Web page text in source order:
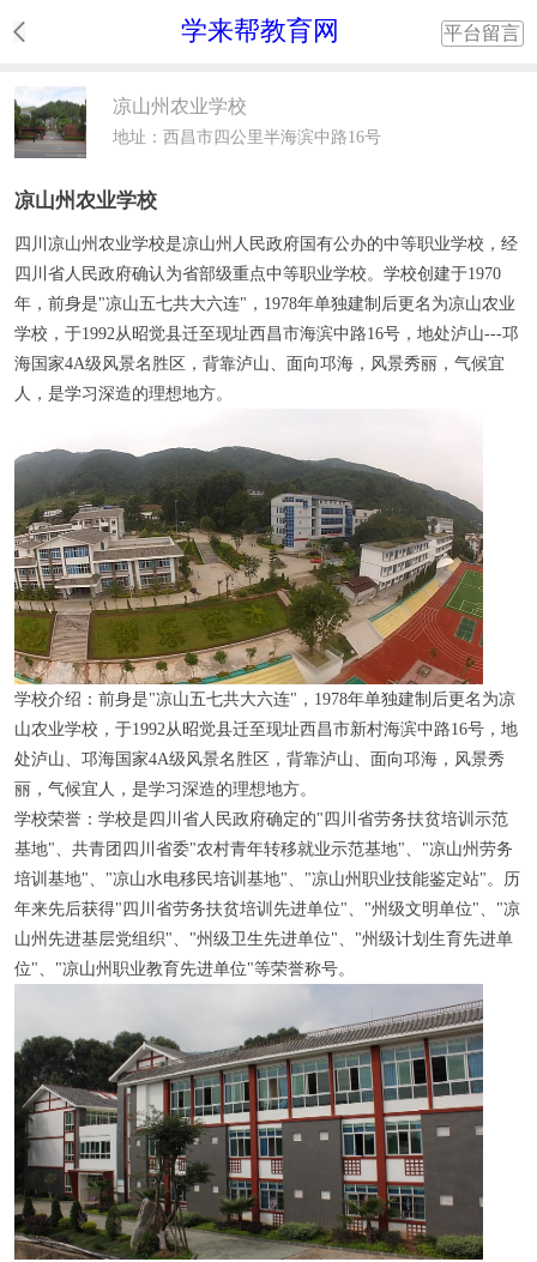
学来帮教育网 平台留言
凉山州农业学校
地址：西昌市四公里半海滨中路16号
凉山州农业学校
四川凉山州农业学校是凉山州人民政府国有公办的中等职业学校，经
四川省人民政府确认为省部级重点中等职业学校。学校创建于1970
年，前身是"凉山五七共大六连"，1978年单独建制后更名为凉山农业
学校，于1992从昭觉县迁至现址西昌市海滨中路16号，地处泸山---邛
海国家4A级风景名胜区，背靠泸山、面向邛海，风景秀丽，气候宜
人，是学习深造的理想地方。
学校介绍： 前身是"凉山五七共大六连"，1978年单独建制后更名为凉
山农业学校，于1992从昭觉县迁至现址西昌市新村海滨中路16号，地
处泸山、邛海国家4A级风景名胜区，背靠泸山、面向邛海，风景秀
丽，气候宜人，是学习深造的理想地方。
学校荣誉： 学校是四川省人民政府确定的"四川省劳务扶贫培训示范
基地"、共青团四川省委"农村青年转移就业示范基地"、"凉山州劳务
培训基地"、"凉山水电移民培训基地"、"凉山州职业技能鉴定站"。历
年来先后获得"四川省劳务扶贫培训先进单位"、"州级文明单位"、"凉
山州先进基层党组织"、"州级卫生先进单位"、"州级计划生育先进单
位"、"凉山州职业教育先进单位"等荣誉称号。